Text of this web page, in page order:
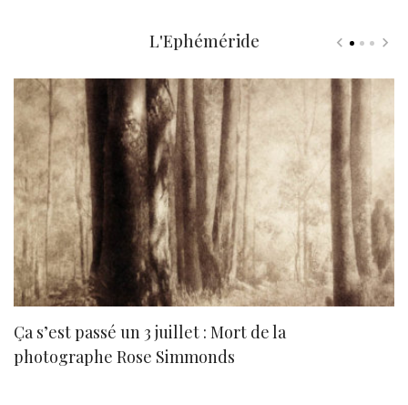
L'Ephéméride
Ça s’est passé un 3 juillet : Mort de la
photographe Rose Simmonds